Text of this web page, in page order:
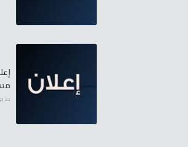
مايو 21,